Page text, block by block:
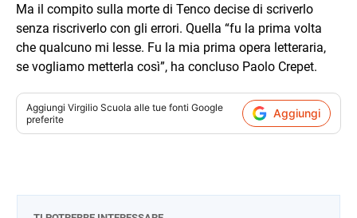
Ma il compito sulla morte di Tenco decise di scriverlo
senza riscriverlo con gli errori. Quella “fu la prima volta
che qualcuno mi lesse. Fu la mia prima opera letteraria,
se vogliamo metterla così”, ha concluso Paolo Crepet.
Aggiungi Virgilio Scuola alle tue fonti Google
preferite
Aggiungi